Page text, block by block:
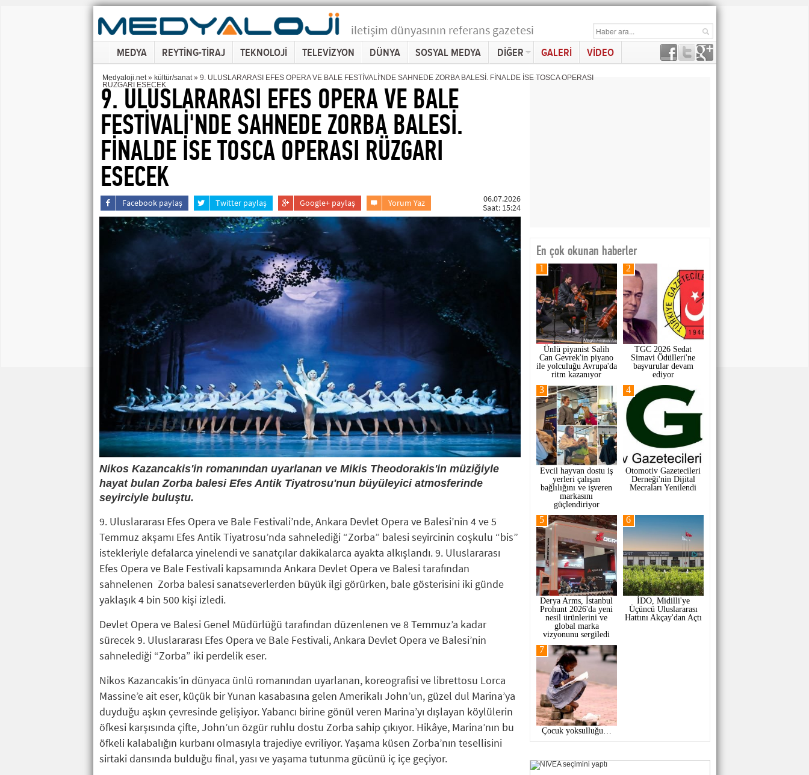
iletişim dünyasının referans gazetesi
MEDYA REYTİNG-TİRAJ TEKNOLOJİ TELEVİZYON DÜNYA SOSYAL MEDYA DİĞER GALERİ VİDEO
9. ULUSLARARASI EFES OPERA VE BALE
FESTİVALİ'NDE SAHNEDE ZORBA BALESİ.
FİNALDE İSE TOSCA OPERASI RÜZGARI
ESECEK
Medyaloji.net» kültür/sanat» 9. ULUSLARARASI EFES OPERA VE BALE FESTİVALİ'NDE SAHNEDE ZORBA BALESİ. FİNALDE İSE TOSCA OPERASI
RÜZGARI ESECEK
Facebook paylaş Twitter paylaş Google+ paylaş Yorum Yaz
06.07.2026
Saat: 15:24
Nikos Kazancakis'in romanından uyarlanan ve Mikis Theodorakis'in müziğiyle
hayat bulan Zorba balesi Efes Antik Tiyatrosu'nun büyüleyici atmosferinde
seyirciyle buluştu.
9. Uluslararası Efes Opera ve Bale Festivali’nde, Ankara Devlet Opera ve Balesi’nin 4 ve 5
Temmuz akşamı Efes Antik Tiyatrosu’nda sahnelediği “Zorba” balesi seyircinin coşkulu “bis”
istekleriyle defalarca yinelendi ve sanatçılar dakikalarca ayakta alkışlandı. 9. Uluslararası
Efes Opera ve Bale Festivali kapsamında Ankara Devlet Opera ve Balesi tarafından
sahnelenen Zorba balesi sanatseverlerden büyük ilgi görürken, bale gösterisini iki günde
yaklaşık 4 bin 500 kişi izledi.
Devlet Opera ve Balesi Genel Müdürlüğü tarafından düzenlenen ve 8 Temmuz’a kadar
sürecek 9. Uluslararası Efes Opera ve Bale Festivali, Ankara Devlet Opera ve Balesi’nin
sahnelediği “Zorba” iki perdelik eser.
Nikos Kazancakis’in dünyaca ünlü romanından uyarlanan, koreografisi ve librettosu Lorca
Massine’e ait eser, küçük bir Yunan kasabasına gelen Amerikalı John’un, güzel dul Marina’ya
duyduğu aşkın çevresinde gelişiyor. Yabancı birine gönül veren Marina’yı dışlayan köylülerin
öfkesi karşısında çifte, John’un özgür ruhlu dostu Zorba sahip çıkıyor. Hikâye, Marina’nın bu
öfkeli kalabalığın kurbanı olmasıyla trajediye evriliyor. Yaşama küsen Zorba’nın tesellisini
sirtaki dansında bulduğu final, yası ve yaşama tutunma gücünü iç içe geçiyor.
En çok okunan haberler
Ünlü piyanist Salih
Can Gevrek'in piyano
ile yolculuğu Avrupa'da
ritm kazanıyor
1
TGC 2026 Sedat
Simavi Ödülleri'ne
başvurular devam
ediyor
2
Evcil hayvan dostu iş
yerleri çalışan
bağlılığını ve işveren
markasını
güçlendiriyor
3
Otomotiv Gazetecileri
Derneği'nin Dijital
Mecraları Yenilendi
4
Derya Arms, İstanbul
Prohunt 2026'da yeni
nesil ürünlerini ve
global marka
vizyonunu sergiledi
5
İDO, Midilli'ye
Üçüncü Uluslararası
Hattını Akçay'dan Açtı
6
Çocuk yoksulluğu…
7